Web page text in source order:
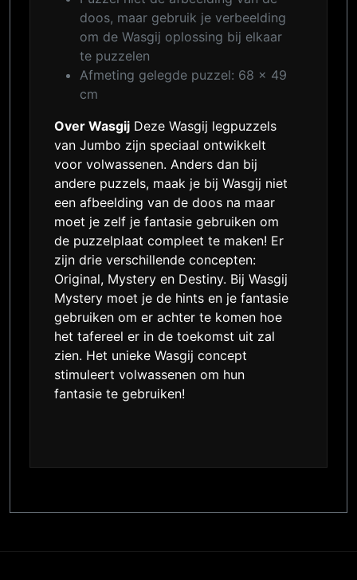
doos, maar gebruik je verbeelding
om de Wasgij oplossing bij elkaar
te puzzelen
Afmeting gelegde puzzel: 68 x 49
cm
Over Wasgij Deze Wasgij legpuzzels
van Jumbo zijn speciaal ontwikkelt
voor volwassenen. Anders dan bij
andere puzzels, maak je bij Wasgij niet
een afbeelding van de doos na maar
moet je zelf je fantasie gebruiken om
de puzzelplaat compleet te maken! Er
zijn drie verschillende concepten:
Original, Mystery en Destiny. Bij Wasgij
Mystery moet je de hints en je fantasie
gebruiken om er achter te komen hoe
het tafereel er in de toekomst uit zal
zien. Het unieke Wasgij concept
stimuleert volwassenen om hun
fantasie te gebruiken!